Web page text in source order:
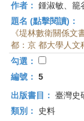
作者： 鍾淑敏、籠
題名 (點擊閱讀)：
《堤林數衛關係
都：京 都大學人文
勾選：
編號： 5
出版書目： 臺灣史
類別：
史料